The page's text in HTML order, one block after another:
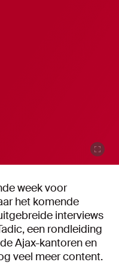
week voor
het komende
interviews
een rondleiding
Ajax-kantoren en
veel meer content.